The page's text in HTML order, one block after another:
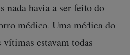
nada havia a ser feito do
médico. Uma médica do
vítimas estavam todas